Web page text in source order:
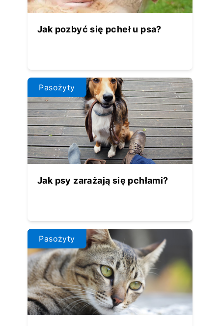
Jak pozbyć się pcheł u psa?
Pasożyty
Jak psy zarażają się pchłami?
Pasożyty